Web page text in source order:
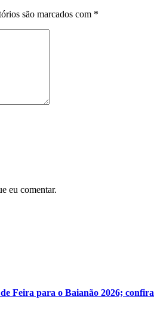
são marcados com *
eu comentar.
Feira para o Baianão 2026; confira